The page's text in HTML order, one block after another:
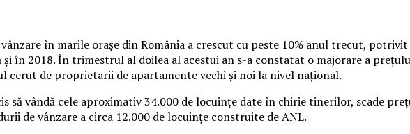
în marile oraşe din România a crescut cu peste 10% anul trecut,
în 2018. În trimestrul al doilea al acestui an s-a constatat o majorare a
cerut de proprietarii de apartamente vechi şi noi la nivel naţional.
să vândă cele aproximativ 34.000 de locuinţe date în chirie tinerilor, scade
de vânzare a circa 12.000 de locuinţe construite de ANL.